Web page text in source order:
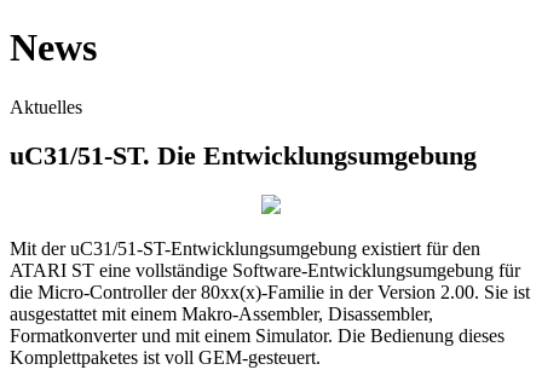
News
Aktuelles
uC31/51-ST. Die Entwicklungsumgebung
Mit der uC31/51-ST-Entwicklungsumgebung existiert für den
ATARI ST eine vollständige Software-Entwicklungsumgebung für
die Micro-Controller der 80xx(x)-Familie in der Version 2.00. Sie ist
ausgestattet mit einem Makro-Assembler, Disassembler,
Formatkonverter und mit einem Simulator. Die Bedienung dieses
Komplettpaketes ist voll GEM-gesteuert.